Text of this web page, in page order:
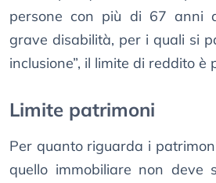
persone con più di 67 anni
grave disabilità, per i quali si
inclusione”, il limite di reddito è
Limite patrimoni
Per quanto riguarda i
quello immobiliare non deve